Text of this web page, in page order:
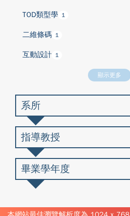
TOD類型學 1
二維條碼 1
互動設計 1
顯示更多
系所
指導教授
畢業學年度